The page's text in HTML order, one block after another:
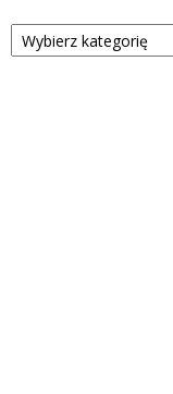
Kategorie